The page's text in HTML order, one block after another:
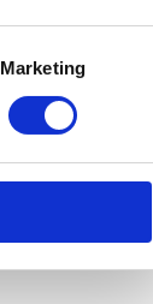
Marketing